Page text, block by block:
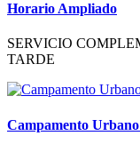
Horario Ampliado
SERVICIO
TARDE
Campamento Urbano